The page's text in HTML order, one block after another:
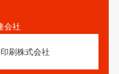
会社
刷株式会社